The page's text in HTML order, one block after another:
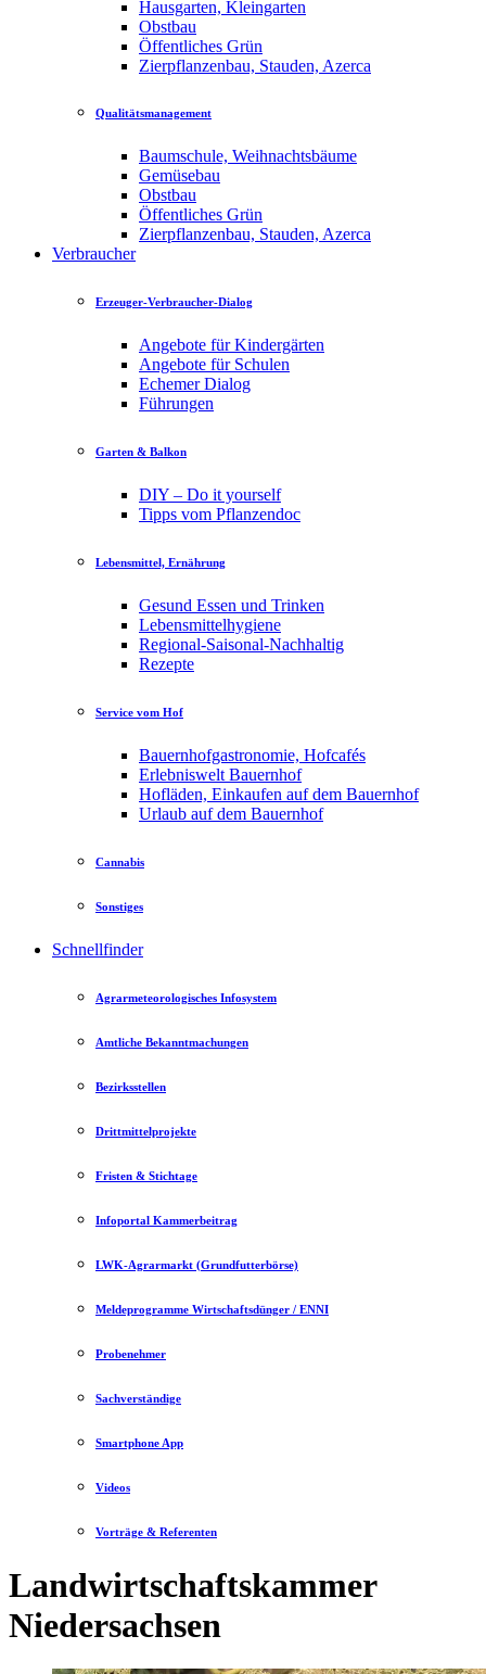
Hausgarten, Kleingarten
Obstbau
Öffentliches Grün
Zierpflanzenbau, Stauden, Azerca
Qualitätsmanagement
Baumschule, Weihnachtsbäume
Gemüsebau
Obstbau
Öffentliches Grün
Zierpflanzenbau, Stauden, Azerca
Verbraucher
Erzeuger-Verbraucher-Dialog
Angebote für Kindergärten
Angebote für Schulen
Echemer Dialog
Führungen
Garten & Balkon
DIY – Do it yourself
Tipps vom Pflanzendoc
Lebensmittel, Ernährung
Gesund Essen und Trinken
Lebensmittelhygiene
Regional-Saisonal-Nachhaltig
Rezepte
Service vom Hof
Bauernhofgastronomie, Hofcafés
Erlebniswelt Bauernhof
Hofläden, Einkaufen auf dem Bauernhof
Urlaub auf dem Bauernhof
Cannabis
Sonstiges
Schnellfinder
Agrarmeteorologisches Infosystem
Amtliche Bekanntmachungen
Bezirksstellen
Drittmittelprojekte
Fristen & Stichtage
Infoportal Kammerbeitrag
LWK-Agrarmarkt (Grundfutterbörse)
Meldeprogramme Wirtschaftsdünger / ENNI
Probenehmer
Sachverständige
Smartphone App
Videos
Vorträge & Referenten
Landwirtschaftskammer
Niedersachsen